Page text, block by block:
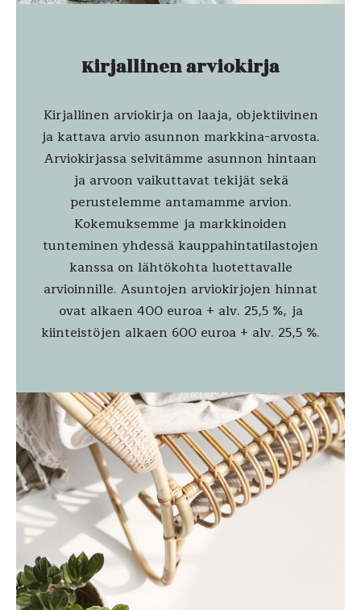
Kirjallinen arviokirja
Kirjallinen arviokirja on laaja, objektiivinen
ja kattava arvio asunnon markkina-arvosta.
Arviokirjassa selvitämme asunnon hintaan
ja arvoon vaikuttavat tekijät sekä
perustelemme antamamme arvion.
Kokemuksemme ja markkinoiden
tunteminen yhdessä kauppahintatilastojen
kanssa on lähtökohta luotettavalle
arvioinnille. Asuntojen arviokirjojen hinnat
ovat alkaen 400 euroa + alv. 25,5 %, ja
kiinteistöjen alkaen 600 euroa + alv. 25,5 %.